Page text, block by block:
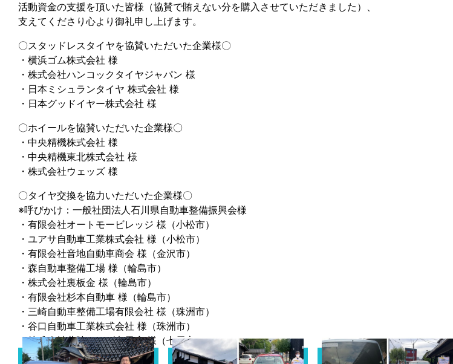
活動資金の支援を頂いた皆様（協賛で賄えない分を購入させていただきました）、
支えてくださり心より御礼申し上げます。
〇スタッドレスタイヤを協賛いただいた企業様〇
・横浜ゴム株式会社 様
・株式会社ハンコックタイヤジャパン 様
・日本ミシュランタイヤ 株式会社 様
・日本グッドイヤー株式会社 様
〇ホイールを協賛いただいた企業様〇
・中央精機株式会社 様
・中央精機東北株式会社 様
・株式会社ウェッズ 様
〇タイヤ交換を協力いただいた企業様〇
※呼びかけ：一般社団法人石川県自動車整備振興会様
・有限会社オートモービレッジ 様（小松市）
・ユアサ自動車工業株式会社 様（小松市）
・有限会社音地自動車商会 様（金沢市）
・森自動車整備工場 様（輪島市）
・株式会社裏板金 様（輪島市）
・有限会社杉本自動車 様（輪島市）
・三崎自動車整備工場有限会社 様（珠洲市）
・谷口自動車工業株式会社 様（珠洲市）
・株式会社北陸マツダ七尾店 様（七尾市）